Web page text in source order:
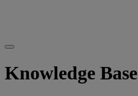
Knowledge Base